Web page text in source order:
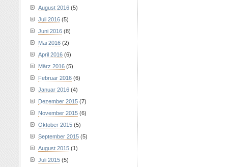
August 2016 (5)
Juli 2016 (5)
Juni 2016 (8)
Mai 2016 (2)
April 2016 (6)
März 2016 (5)
Februar 2016 (6)
Januar 2016 (4)
Dezember 2015 (7)
November 2015 (6)
Oktober 2015 (5)
September 2015 (5)
August 2015 (1)
Juli 2015 (5)